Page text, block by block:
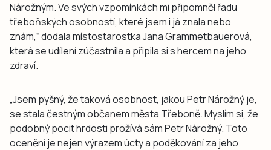
Nárožným. Ve svých vzpomínkách mi připomněl řadu
třeboňských osobností, které jsem i já znala nebo
znám,“ dodala místostarostka Jana Grammetbauerová,
která se udílení zúčastnila a připila si s hercem na jeho
zdraví.
„Jsem pyšný, že taková osobnost, jakou Petr Nárožný je,
se stala čestným občanem města Třeboně. Myslím si, že
podobný pocit hrdosti prožívá sám Petr Nárožný. Toto
ocenění je nejen výrazem úcty a poděkování za jeho